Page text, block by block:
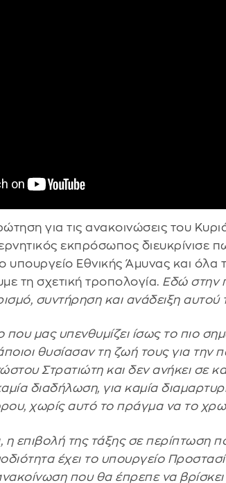
για τις ανακοινώσεις του
εκπρόσωπος διευκρίνισε
υπουργείο Εθνικής Άμυνας και
τη σχετική τροπολογία. Εδώ στην
συντήρηση και ανάδειξη αυτού
που μας υπενθυμίζει ίσως το πιο
θυσίασαν τη ζωή τους για την
Στρατιώτη και δεν ανήκει σε
διαδήλωση, για καμία
χωρίς αυτό το πράγμα να το
η επιβολή της τάξης σε περίπτωση
έχει το υπουργείο
που θα έπρεπε να βρίσκει